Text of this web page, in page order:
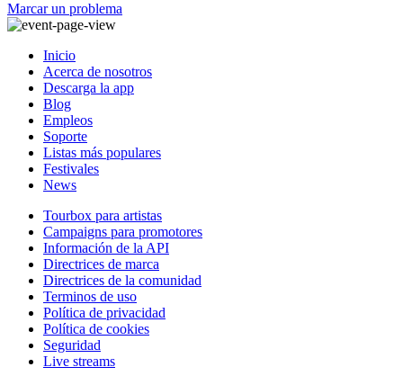
Marcar un problema
Inicio
Acerca de nosotros
Descarga la app
Blog
Empleos
Soporte
Listas más populares
Festivales
News
Tourbox para artistas
Campaigns para promotores
Información de la API
Directrices de marca
Directrices de la comunidad
Terminos de uso
Política de privacidad
Política de cookies
Seguridad
Live streams